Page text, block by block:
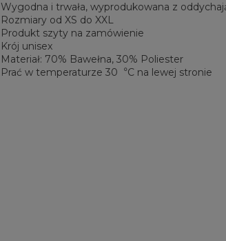
Wygodna i trwała, wyprodukowana z
Rozmiary od XS do XXL
Produkt szyty na zamówienie
Krój unisex
Materiał: 70% Bawełna, 30% Poliester
Prać w temperaturze 30︒C na lewej stronie